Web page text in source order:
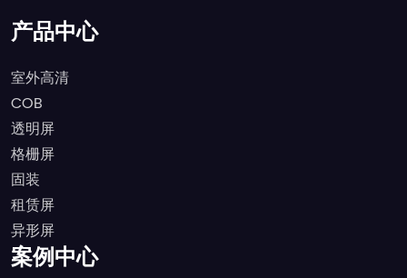
产品中心
室外高清
COB
透明屏
格栅屏
固装
租赁屏
异形屏
案例中心